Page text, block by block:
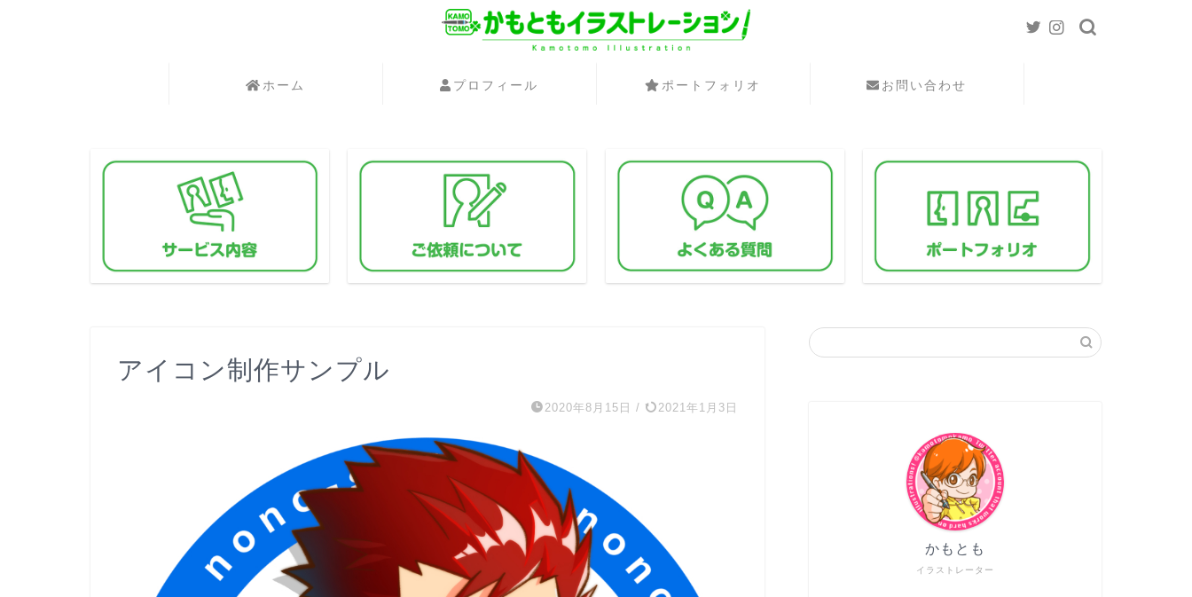
ホーム プロフィール ポートフォリオ お問い合わせ
アイコン制作サンプル
2020年8月15日 / 2021年1月3日
イラストレーター
かもとも